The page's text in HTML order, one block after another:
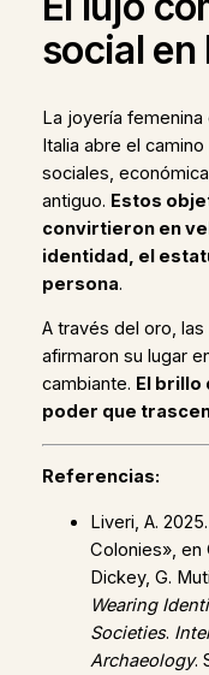
social en
La joyería
Italia abre el
sociales,
antiguo. Estos
convirtieron en
identidad, el
persona.
A través del oro,
afirmaron su lugar
cambiante. El brillo
poder que
Referencias:
Liveri, A.
Colonies», en
Dickey, G.
Wearing
Societies.
Archaeology.